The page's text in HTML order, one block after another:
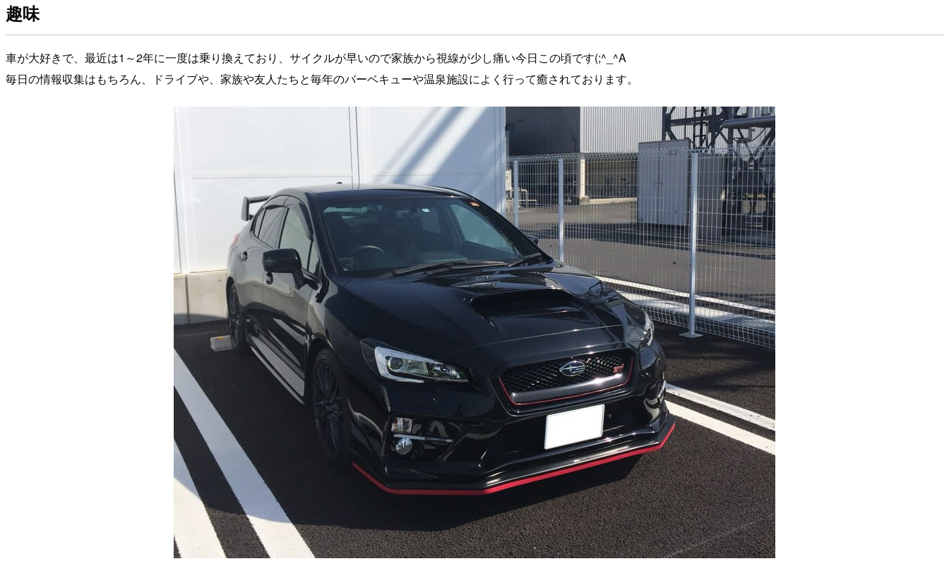
趣味
車が大好きで、最近は1～2年に一度は乗り換えており、サイクルが早いので家族から視線が少し痛い今日この頃です(;^_^A
毎日の情報収集はもちろん、ドライブや、家族や友人たちと毎年のバーベキューや温泉施設によく行って癒されております。